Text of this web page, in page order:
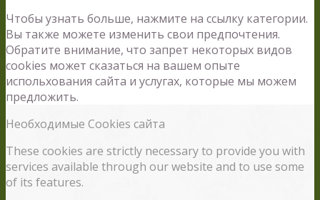
Чтобы узнать больше, нажмите на ссылку категории.
Вы также можете изменить свои предпочтения.
Обратите внимание, что запрет некоторых видов
cookies может сказаться на вашем опыте
испольхования сайта и услугах, которые мы можем
предложить.
Необходимые Cookies сайта
These cookies are strictly necessary to provide you with
services available through our website and to use some
of its features.